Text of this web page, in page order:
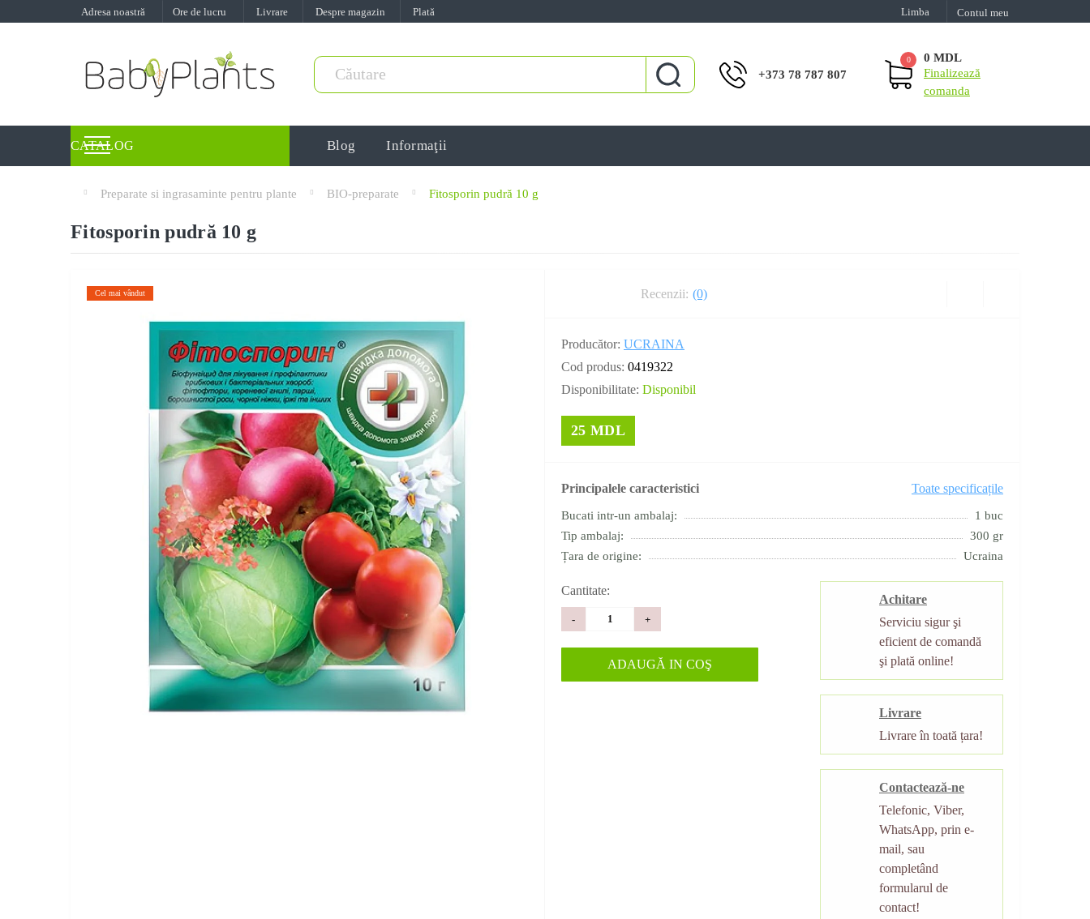
Adresa noastră Ore de lucru Livrare Despre magazin Plată Limba Contul meu
+373 78 787 807
0
0 MDL
Finalizează
comanda
CATALOG Blog Informaţii
Preparate si ingrasaminte pentru plante BIO-preparate Fitosporin pudră 10 g
Fitosporin pudră 10 g
Cel mai vândut Recenzii: (0)
Producător: UCRAINA
Cod produs: 0419322
Disponibilitate: Disponibil
25 MDL
Principalele caracteristici Toate specificațile
Bucati intr-un ambalaj:
1 buc
Tip ambalaj:
300 gr
Țara de origine:
Ucraina
Cantitate:
- +
ADAUGĂ IN COŞ
Achitare
Serviciu sigur şi
eficient de comandă
şi plată online!
Livrare
Livrare în toată țara!
Contactează-ne
Telefonic, Viber,
WhatsApp, prin e-
mail, sau
completând
formularul de
contact!